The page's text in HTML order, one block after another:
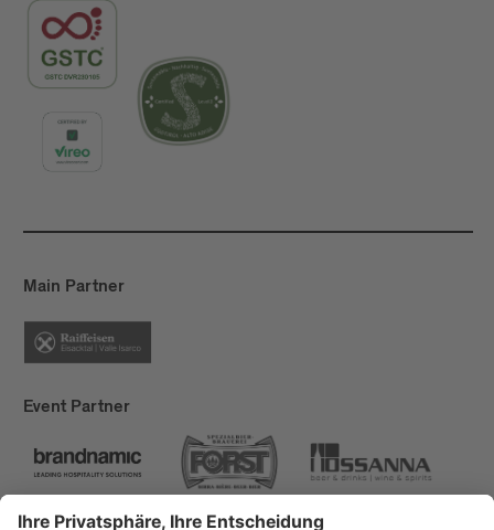
Main Partner
Event Partner